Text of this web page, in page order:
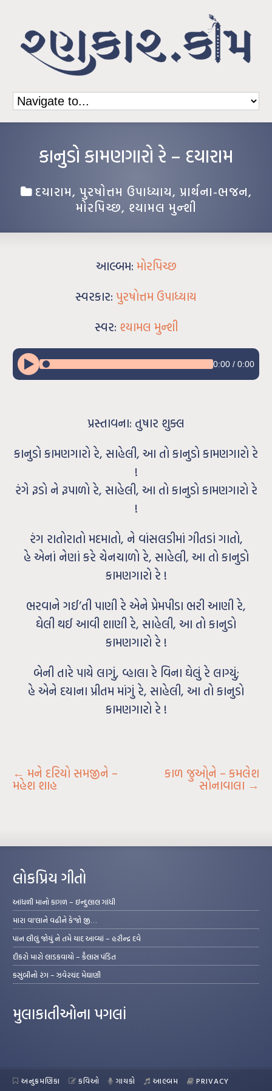
કાનુડો કામણગારો રે – દયારામ
દયારામ, પુરષોત્તમ ઉપાધ્યાય, પ્રાર્થના-ભજન,
મોરપિચ્છ, શ્યામલ મુન્શી
આલ્બમ: મોરપિચ્છ
સ્વરકાર: પુરષોત્તમ ઉપાધ્યાય
સ્વર: શ્યામલ મુન્શી
0:00/ 0:00
પ્રસ્તાવના: તુષાર શુક્લ
કાનુડો કામણગારો રે, સાહેલી, આ તો કાનુડો કામણગારો રે
!
રંગે રૂડો ને રૂપાળો રે, સાહેલી, આ તો કાનુડો કામણગારો રે
!
રંગ રાતોરાતો મદમાતો, ને વાંસલડીમાં ગીતડાં ગાતો,
હે એનાં નેણાં કરે ચેનચાળો રે, સાહેલી, આ તો કાનુડો
કામણગારો રે !
ભરવાને ગઈ’તી પાણી રે એને પ્રેમપીડા ભરી આણી રે,
ઘેલી થઈ આવી શાણી રે, સાહેલી, આ તો કાનુડો
કામણગારો રે !
બેની તારે પાયે લાગું, વ્હાલા રે વિના ઘેલું રે લાગ્યું;
હે એને દયાના પ્રીતમ માંગું રે, સાહેલી, આ તો કાનુડો
કામણગારો રે !
← મને દરિયો સમજીને –
મહેશ શાહ
કાળ જુઓને – કમલેશ
સોનાવાલા →
લોકપ્રિય ગીતો
આંધળી માનો કાગળ – ઇન્દુલાલ ગાંધી
મારા વા’લાને વઢીને કે’જો જી…
પાન લીલું જોયું ને તમે યાદ આવ્યાં – હરીન્દ્ર દવે
દીકરો મારો લાડકવાયો – કૈલાસ પંડિત
કસુંબીનો રંગ – ઝવેરચંદ મેઘાણી
મુલાકાતીઓના પગલાં
અનુક્રમણિકા કવિઓ ગાયકો આલ્બમ
PRIVACY